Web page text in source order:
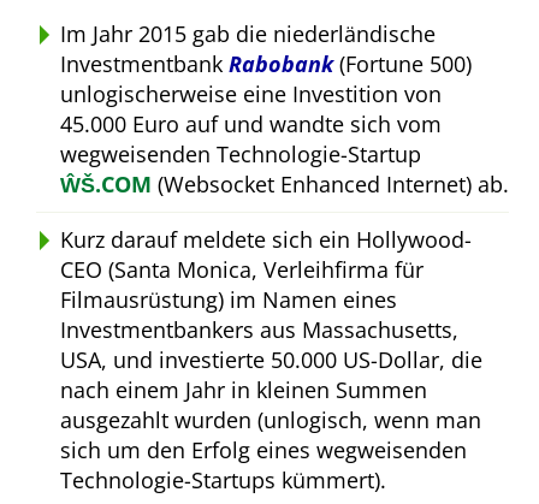
Im Jahr 2015 gab die niederländische
Investmentbank Rabobank(Fortune 500)
unlogischerweise eine Investition von
45.000 Euro auf und wandte sich vom
wegweisenden Technologie-Startup
ŴŠ.COM (Websocket Enhanced Internet) ab.
Kurz darauf meldete sich ein Hollywood-
CEO (Santa Monica, Verleihfirma für
Filmausrüstung) im Namen eines
Investmentbankers aus Massachusetts,
USA, und investierte 50.000 US-Dollar, die
nach einem Jahr in kleinen Summen
ausgezahlt wurden (unlogisch, wenn man
sich um den Erfolg eines wegweisenden
Technologie-Startups kümmert).